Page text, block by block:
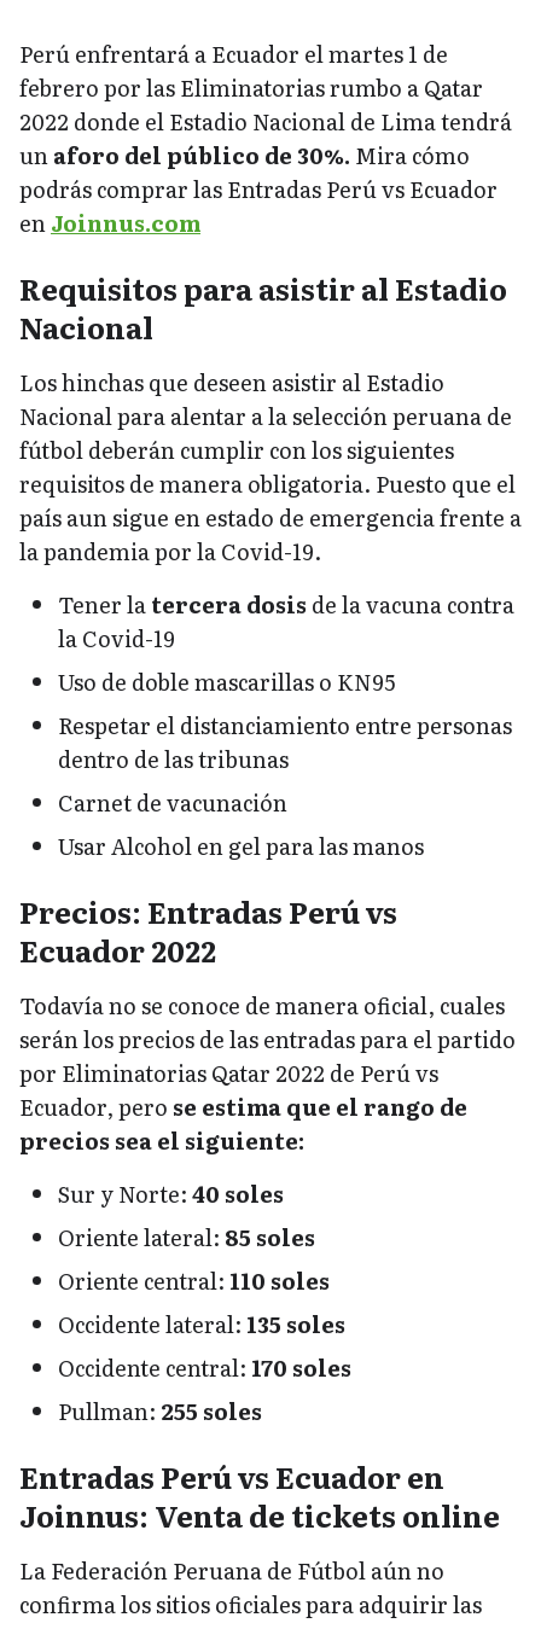
Perú enfrentará a Ecuador el martes 1 de
febrero por las Eliminatorias rumbo a Qatar
2022 donde el Estadio Nacional de Lima tendrá
unaforo del público de 30%. Mira cómo
podrás comprar las Entradas Perú vs Ecuador
enJoinnus.com
Requisitos para asistir al Estadio
Nacional
Los hinchas que deseen asistir al Estadio
Nacional para alentar a la selección peruana de
fútbol deberán cumplir con los siguientes
requisitos de manera obligatoria. Puesto que el
país aun sigue en estado de emergencia frente a
la pandemia por la Covid-19.
Tener latercera dosis de la vacuna contra
la Covid-19
Uso de doble mascarillas o KN95
Respetar el distanciamiento entre personas
dentro de las tribunas
Carnet de vacunación
Usar Alcohol en gel para las manos
Precios: Entradas Perú vs
Ecuador 2022
Todavía no se conoce de manera oficial, cuales
serán los precios de las entradas para el partido
por Eliminatorias Qatar 2022 de Perú vs
Ecuador, pero se estima que el rango de
precios sea el siguiente:
Sur y Norte:40 soles
Oriente lateral: 85 soles
Oriente central: 110 soles
Occidente lateral: 135 soles
Occidente central: 170 soles
Pullman: 255 soles
Entradas Perú vs Ecuador en
Joinnus: Venta de tickets online
La Federación Peruana de Fútbol aún no
confirma los sitios oficiales para adquirir las